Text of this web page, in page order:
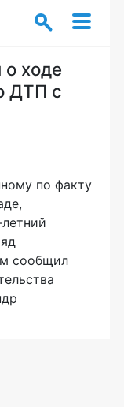
ходе
ДТП с
по факту
сообщил